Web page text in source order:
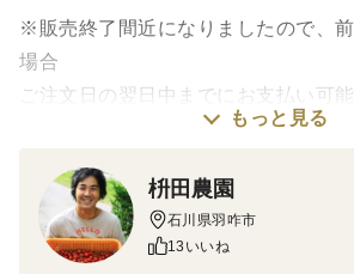
※販売終了間近になりましたので、
場合
ご注文日の翌日中までにお支払い可
る場合は
こちらからキャンセルさせていただ
何卒よろしくお願いいたします。
もっと見る
枡田農園
石川県羽咋市
13いいね